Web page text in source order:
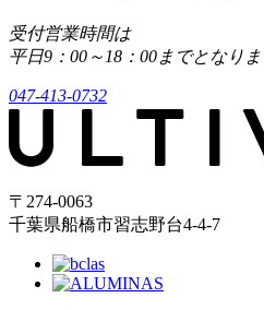
受付営業時間は
平日9：00～18：00までとなりま
047-413-0732
〒274-0063
千葉県船橋市習志野台4-4-7